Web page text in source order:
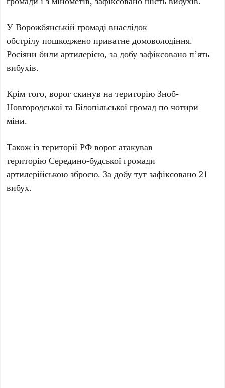
У Ворожбянській громаді внаслідок
обстрілу пошкоджено приватне домоволодіння.
Росіяни били артилерією, за добу зафіксовано п’ять
вибухів.
Крім того, ворог скинув на територію Зноб-
Новгородської та Білопільської громад по чотири
міни.
Також із території РФ ворог атакував
територію Середино-будської громади
артилерійською зброєю. За добу тут зафіксовано 21
вибух.